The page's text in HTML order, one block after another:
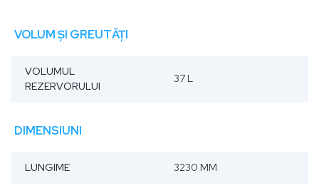
VOLUM ȘI GREUTĂȚI
VOLUMUL
REZERVORULUI
37 L
DIMENSIUNI
LUNGIME 3230 MM